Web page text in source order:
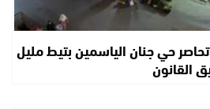
حي جنان الياسمين بتيط مليل
القانون